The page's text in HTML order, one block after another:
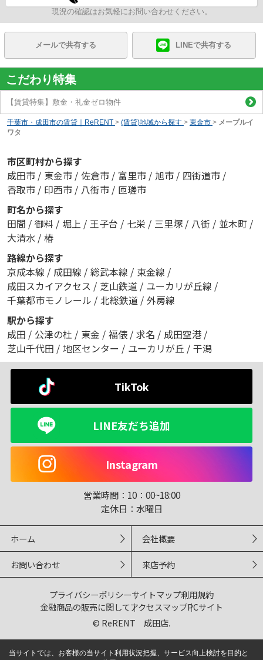
現況の確認はお気軽にお問い合わせください。
メールで共有する LINEで共有する
こだわり特集
【賃貸特集】敷金・礼金ゼロ物件
千葉市・成田市の賃貸｜ReRENT > (賃貸)地域から探す > 東金市 > メープルイ
ワタ
市区町村から探す
成田市 / 東金市 / 佐倉市 / 富里市 / 旭市 / 四街道市 /
香取市 / 印西市 / 八街市 / 匝瑳市
町名から探す
田間 / 御料 / 堀上 / 王子台 / 七栄 / 三里塚 / 八街 / 並木町 /
大清水 / 椿
路線から探す
京成本線 / 成田線 / 総武本線 / 東金線 /
成田スカイアクセス / 芝山鉄道 / ユーカリが丘線 /
千葉都市モノレール / 北総鉄道 / 外房線
駅から探す
成田 / 公津の杜 / 東金 / 福俵 / 求名 / 成田空港 /
芝山千代田 / 地区センター / ユーカリが丘 / 干潟
TikTok
LINE友だち追加
Instagram
営業時間： 10：00~18:00
定休日： 水曜日
ホーム 会社概要
お問い合わせ 来店予約
プライバシーポリシーサイトマップ利用規約
金融商品の販売に関してアクセスマップPCサイト
© ReRENT 成田店.
当サイトでは、お客様の当サイト利用状況把握、サービス向上検討を目的と